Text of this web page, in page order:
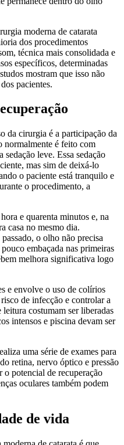
moderna de catarata
dos procedimentos
técnica mais consolidada e
específicos, determinadas
mostram que isso não
pacientes.
da cirurgia é a participação da
normalmente é feito com
sedação leve. Essa sedação
mas sim de deixá-lo
o paciente está tranquilo e
o procedimento, a
e quarenta minutos e, na
casa no mesmo dia.
o olho não precisa
embaçada nas primeiras
melhora significativa logo
e envolve o uso de colírios
de infecção e controlar a
costumam ser liberadas
intensos e piscina devam ser
uma série de exames para
retina, nervo óptico e pressão
o potencial de recuperação
oculares também podem
de vida